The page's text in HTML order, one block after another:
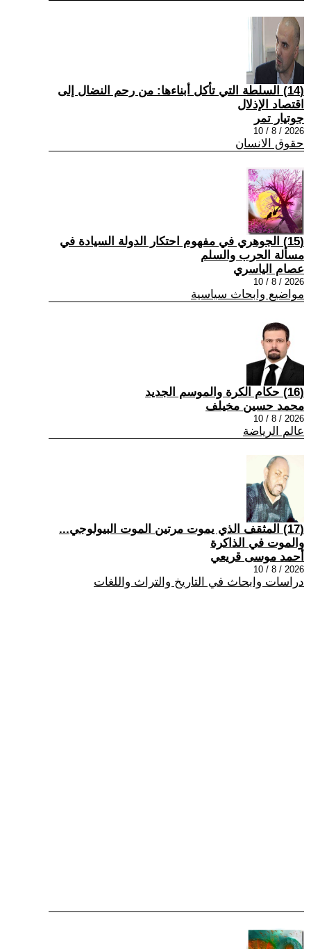
(14) السلطة التي تأكل أبناءها: من رحم النضال إلى
اقتصاد الإذلال
جوتيار تمر
2026 / 8 / 10
حقوق الانسان
(15) الجوهري في مفهوم احتكار الدولة السيادة في
مسألة الحرب والسلم
عصام الياسري
2026 / 8 / 10
مواضيع وابحاث سياسية
(16) حكام الكرة والموسم الجديد
محمد حسين مخيلف
2026 / 8 / 10
عالم الرياضة
(17) المثقف الذي يموت مرتين الموت البيولوجي...
والموت في الذاكرة
أحمد موسى قريعي
2026 / 8 / 10
دراسات وابحاث في التاريخ والتراث واللغات